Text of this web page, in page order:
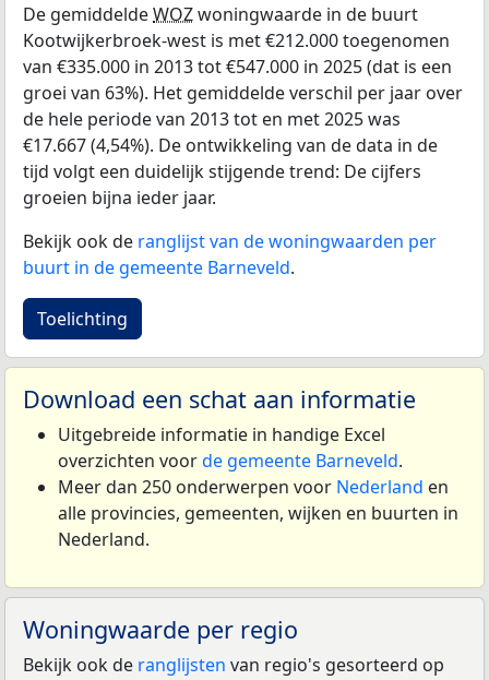
De gemiddeldeWOZwoningwaarde in de buurt
Kootwijkerbroek-west is met €212.000 toegenomen
van €335.000 in 2013 tot €547.000 in 2025 (dat is een
groei van 63%). Het gemiddelde verschil per jaar over
de hele periode van 2013 tot en met 2025 was
€17.667 (4,54%). De ontwikkeling van de data in de
tijd volgt een duidelijk stijgende trend: De cijfers
groeien bijna ieder jaar.
Bekijk ook de ranglijst van de woningwaarden per
buurt in de gemeente Barneveld.
Toelichting
Download een schat aan informatie
Uitgebreide informatie in handige Excel
overzichten voorde gemeente Barneveld.
Meer dan 250 onderwerpen voor Nederland en
alle provincies, gemeenten, wijken en buurten in
Nederland.
Woningwaarde per regio
Bekijk ook de ranglijsten van regio's gesorteerd op